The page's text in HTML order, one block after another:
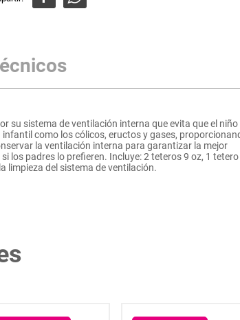
su sistema de ventilación interna que evita que el niño
como los cólicos, eructos y gases,
la ventilación interna para garantizar la mejor
los padres lo prefieren. Incluye: 2 teteros 9 oz, 1
limpieza del sistema de ventilación.